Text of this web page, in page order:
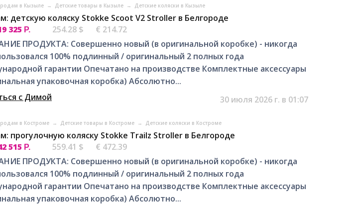
в Кызыле → Детские товары в Кызыле → Детские коляски в Кызыле
детскую коляску Stokke Scoot V2 Stroller в Белгороде
325 Р. 254.28 $
€ 214.72
ПРОДУКТА: Совершенно новый (в оригинальной коробке) - никогда
100% подлинный / оригинальный 2 полных года
гарантии Опечатано на производстве Комплектные аксессуары
упаковочная коробка) Абсолютно...
с Димой
30 июля 2026 г. в 01:07
в Костроме → Детские товары в Костроме → Детские коляски в Костроме
прогулочную коляску Stokke Trailz Stroller в Белгороде
515 Р. 559.41 $
€ 472.39
ПРОДУКТА: Совершенно новый (в оригинальной коробке) - никогда
100% подлинный / оригинальный 2 полных года
гарантии Опечатано на производстве Комплектные аксессуары
упаковочная коробка) Абсолютно...